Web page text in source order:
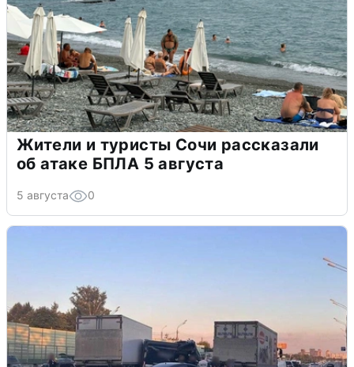
Жители и туристы Сочи рассказали
об атаке БПЛА 5 августа
5 августа 0